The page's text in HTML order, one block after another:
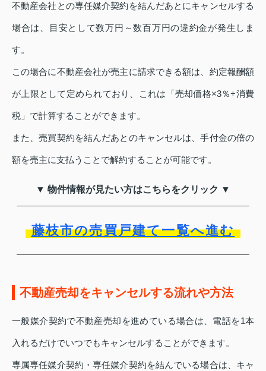
不動産会社との専任媒介契約を結んだあとにキャンセルする
場合は、目安として数万円～数百万円の違約金が発生しま
す。
この場合に不動産会社が売主に請求できる額は、約定報酬額
が上限として定められており、これは「売却価格×3％+消費
税」で計算することができます。
また、売買契約を結んだあとのキャンセルは、手付金の倍の
額を売主に支払うことで解約することが可能です。
▼ 物件情報が見たい方はこちらをクリック ▼
藤枝市の売買戸建て一覧へ進む
不動産売却をキャンセルする流れや方法
一般媒介契約で不動産売却を進めている場合は、電話を1本
入れるだけでいつでもキャンセルすることができます。
専属専任媒介契約・専任媒介契約を結んでいる場合は、キャ